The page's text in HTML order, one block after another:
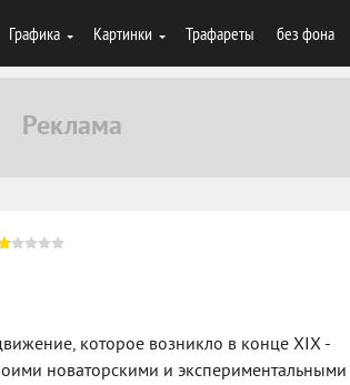
Графика Картинки Трафареты без фона
которое возникло в конце XIX -
новаторскими и экспериментальными